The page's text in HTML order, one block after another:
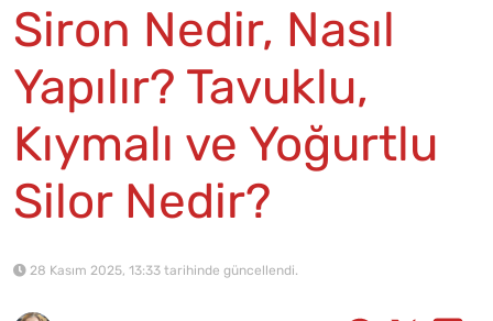
Siron Nedir, Nasıl
Yapılır? Tavuklu,
Kıymalı ve Yoğurtlu
Silor Nedir?
28 Kasım 2025, 13:33 tarihinde güncellendi.